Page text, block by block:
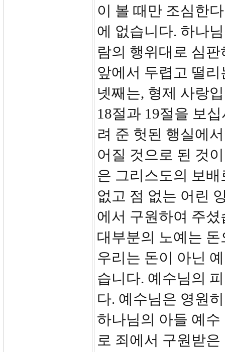
이 볼 때만 조심한
에 없습니다. 하나
람의 행위대로 심
앞에서 두렵고 떨
넷째는, 형제 사랑
18절과 19절을 보
려 준 헛된 행실에
어질 것으로 된 것
은 그리스도의 보
없고 점 없는 어린
에서 구원하여 주
대부분의 노예는
우리는 돈이 아닌
습니다. 예수님의
다. 예수님은 영원
하나님의 아들 예
로 죄에서 구원받